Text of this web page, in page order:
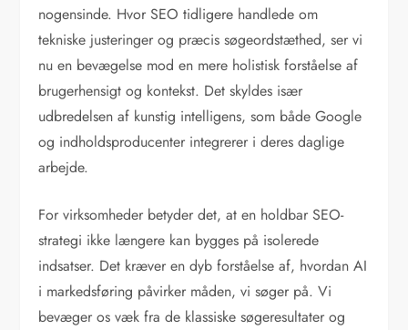
nogensinde. Hvor SEO tidligere handlede om
tekniske justeringer og præcis søgeordstæthed, ser vi
nu en bevægelse mod en mere holistisk forståelse af
brugerhensigt og kontekst. Det skyldes især
udbredelsen af kunstig intelligens, som både Google
og indholdsproducenter integrerer i deres daglige
arbejde.
For virksomheder betyder det, at en holdbar SEO-
strategi ikke længere kan bygges på isolerede
indsatser. Det kræver en dyb forståelse af, hvordan AI
i markedsføring påvirker måden, vi søger på. Vi
bevæger os væk fra de klassiske søgeresultater og